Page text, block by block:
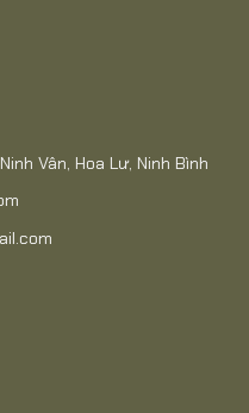
Vân, Hoa Lư, Ninh Bình